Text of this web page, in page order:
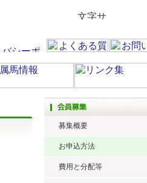
募集概要
お申込方法
費用と分配等